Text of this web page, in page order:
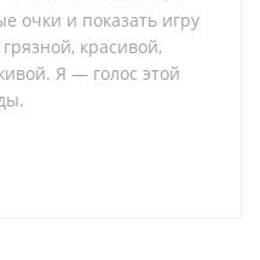
очки и показать игру
красивой,
Я — голос этой